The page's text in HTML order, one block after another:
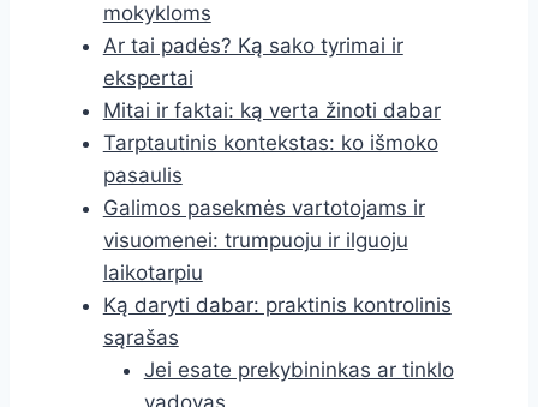
mokykloms
Ar tai padės? Ką sako tyrimai ir
ekspertai
Mitai ir faktai: ką verta žinoti dabar
Tarptautinis kontekstas: ko išmoko
pasaulis
Galimos pasekmės vartotojams ir
visuomenei: trumpuoju ir ilguoju
laikotarpiu
Ką daryti dabar: praktinis kontrolinis
sąrašas
Jei esate prekybininkas ar tinklo